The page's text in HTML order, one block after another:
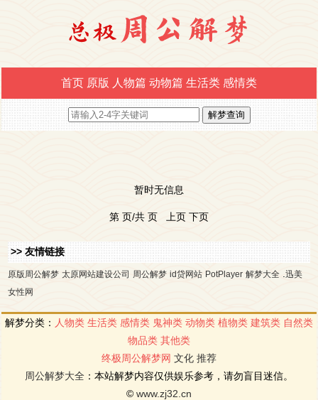
首页 原版 人物篇 动物篇 生活类 感情类
暂时无信息
第 页/共 页 上页 下页
>> 友情链接
原版周公解梦 太原网站建设公司 周公解梦 id贷网站 PotPlayer 解梦大全
迅美
女性网
解梦分类： 人物类 生活类 感情类 鬼神类 动物类 植物类 建筑类 自然类
物品类 其他类
终极周公解梦网 文化 推荐
周公解梦大全 ：本站解梦内容仅供娱乐参考，请勿盲目迷信。
© www.zj32.cn